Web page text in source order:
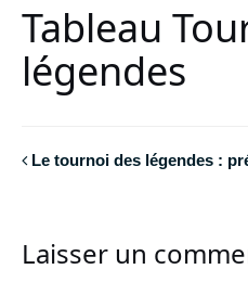
Tableau
légendes
Le tournoi des légendes :
Laisser un